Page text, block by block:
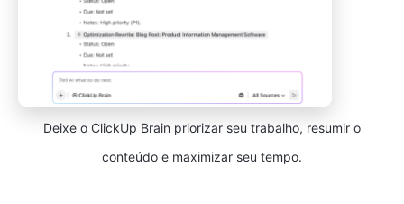
Deixe o ClickUp Brain priorizar seu trabalho, resumir o
conteúdo e maximizar seu tempo.